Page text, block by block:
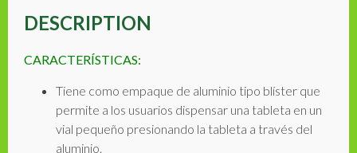
DESCRIPTION
CARACTERÍSTICAS:
Tiene como empaque de aluminio tipo blíster que
permite a los usuarios dispensar una tableta en un
vial pequeño presionando la tableta a través del
aluminio.